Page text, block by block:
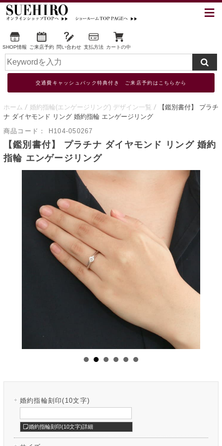
SHOP情報 ご来店予約 問い合わせ 支払方法 カートの中
交通費キャッシュバック特典付き ご来店予約はこちらから
ホーム 婚約指輪(エンゲージリング) デザイン一覧
【鑑別書付】 プラチ
ナ ダイヤモンド リング 婚約指輪 エンゲージリング
商品コード：
H104-050267
【鑑別書付】 プラチナ ダイヤモンド リング 婚約
指輪 エンゲージリング
婚約指輪刻印(10文字)
婚約指輪刻印(10文字)詳細